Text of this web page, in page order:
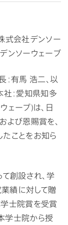
式会社デンソー
ンソーウェーブ
有馬 浩二、以
：愛知県知多
ェーブ)は、日
び恩賜賞を、
ことをお知ら
創設され、学
績に対して贈
学士院賞を受賞
学士院から授